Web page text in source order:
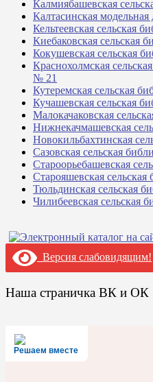
Калмиябашевская
Калтасинская модельная
Кельтеевская сельская
Киебаковская сельская
Кокушевская сельская
Краснохолмская
№ 21
Кутеремская сельская
Кучашевская сельская
Малокачаковская
Нижнекачмашевская
Новокильбахтинская
Сазовская сельская
Староорьебашевская
Старояшевская
Тюльдинская сельская
Чилибеевская сельская
Версия слабовидящим!
Наша страничка ВК и ОК
Решаем вместе